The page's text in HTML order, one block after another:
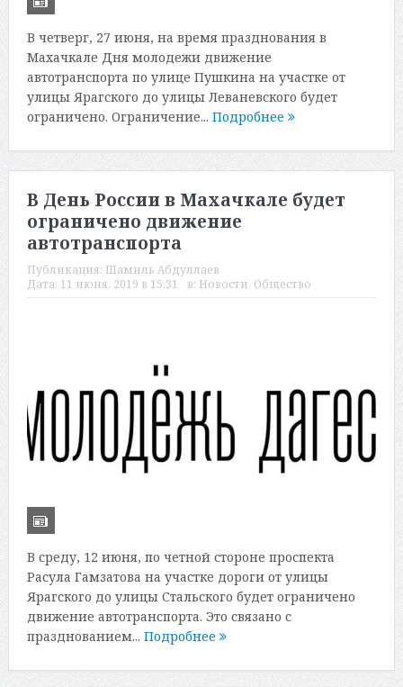
В четверг, 27 июня, на время празднования в
Махачкале Дня молодежи движение
автотранспорта по улице Пушкина на участке от
улицы Ярагского до улицы Леваневского будет
ограничено. Ограничение... Подробнее
В День России в Махачкале будет
ограничено движение
автотранспорта
Публикация: Шамиль Абдуллаев
Дата: 11 июня, 2019 в 15:31 в: Новости, Общество
В среду, 12 июня, по четной стороне проспекта
Расула Гамзатова на участке дороги от улицы
Ярагского до улицы Стальского будет ограничено
движение автотранспорта. Это связано с
празднованием... Подробнее